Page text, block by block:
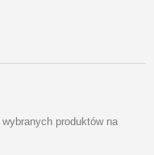
wybranych produktów na